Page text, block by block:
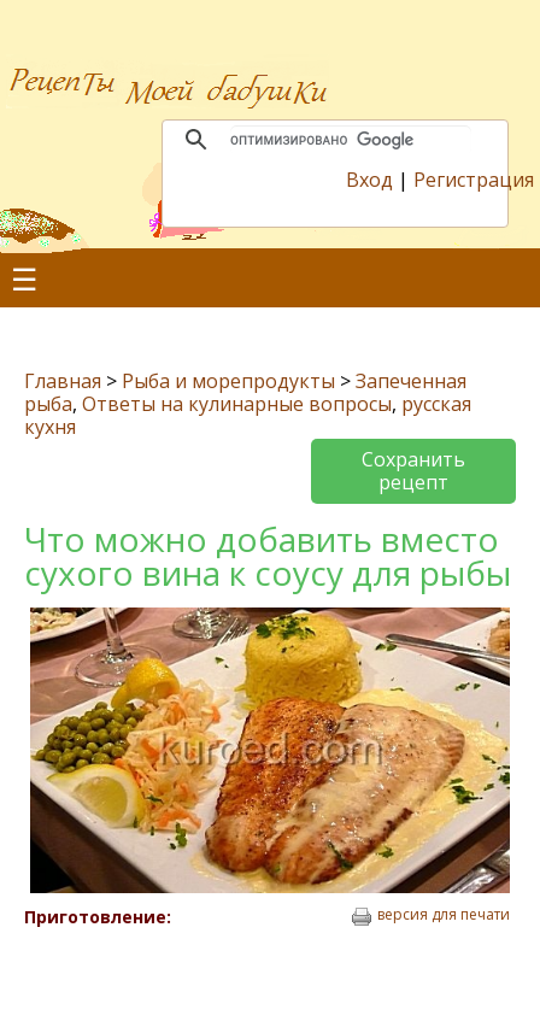
Вход | Регистрация
☰
Главная > Рыба и морепродукты >Запеченная
рыба, Ответы на кулинарные вопросы, русская
кухня
Сохранить
рецепт
Что можно добавить вместо
сухого вина к соусу для рыбы
Приготовление: версия для печати